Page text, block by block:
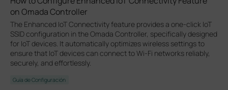
on Omada Controller
The Enhanced IoT Connectivity feature provides a one-click IoT
SSID configuration in the Omada Controller, specifically designed
for IoT devices. It automatically optimizes wireless settings to
ensure that IoT devices can connect to Wi-Fi networks reliably,
securely, and effortlessly.
Guía de Configuración